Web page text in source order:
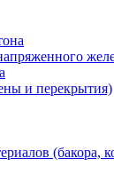
и перекрытия)
(бакора,